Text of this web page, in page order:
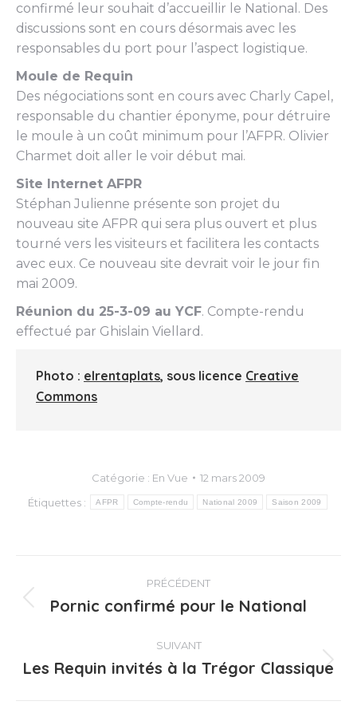
confirmé leur souhait d’accueillir le National. Des
discussions sont en cours désormais avec les
responsables du port pour l’aspect logistique.
Moule de Requin
Des négociations sont en cours avec Charly Capel,
responsable du chantier éponyme, pour détruire
le moule à un coût minimum pour l’AFPR. Olivier
Charmet doit aller le voir début mai.
Site Internet AFPR
Stéphan Julienne présente son projet du
nouveau site AFPR qui sera plus ouvert et plus
tourné vers les visiteurs et facilitera les contacts
avec eux. Ce nouveau site devrait voir le jour fin
mai 2009.
Réunion du 25-3-09 au YCF. Compte-rendu
effectué par Ghislain Viellard.
Photo : elrentaplats, sous licence Creative
Commons
Catégorie : En Vue
12 mars 2009
Étiquettes :
AFPR Compte-rendu National 2009 Saison 2009
Navigation
article
PRÉCÉDENT
Article
:
Pornic confirmé pour le National
SUIVANT
Article
Les Requin invités à la Trégor Classique